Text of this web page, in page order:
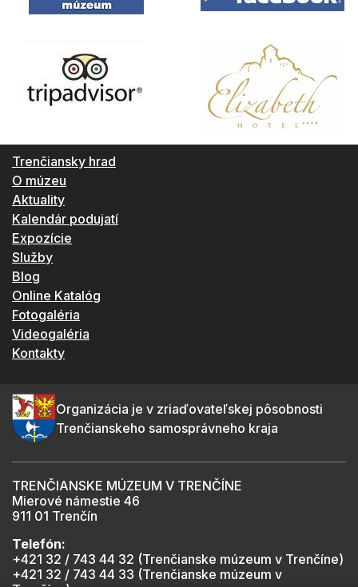
Trenčiansky hrad
O múzeu
Aktuality
Kalendár podujatí
Expozície
Služby
Blog
Online Katalóg
Fotogaléria
Videogaléria
Kontakty
Organizácia je v zriaďovateľskej pôsobnosti
Trenčianskeho samosprávneho kraja
TRENČIANSKE MÚZEUM V TRENČÍNE
Mierové námestie 46
911 01 Trenčín
Telefón:
+421 32 / 743 44 32 (Trenčianske múzeum v Trenčíne)
+421 32 / 743 44 33 (Trenčianske múzeum v